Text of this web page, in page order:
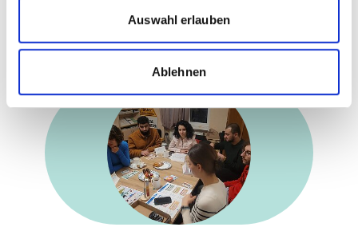
Auswahl erlauben
Ablehnen
Meldungen zum Projekt